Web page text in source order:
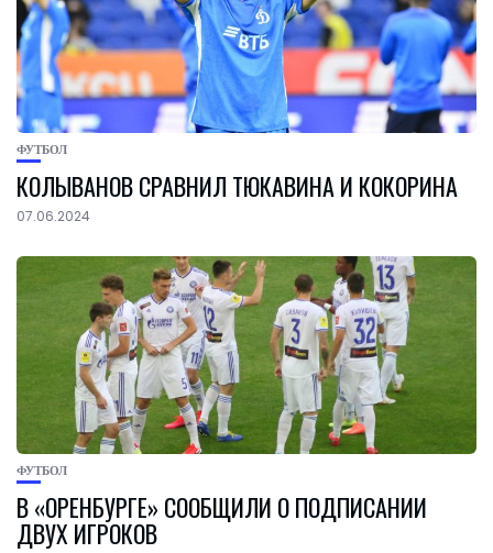
ФУТБОЛ
КОЛЫВАНОВ СРАВНИЛ ТЮКАВИНА И КОКОРИНА
07.06.2024
ФУТБОЛ
В «ОРЕНБУРГЕ» СООБЩИЛИ О ПОДПИСАНИИ
ДВУХ ИГРОКОВ